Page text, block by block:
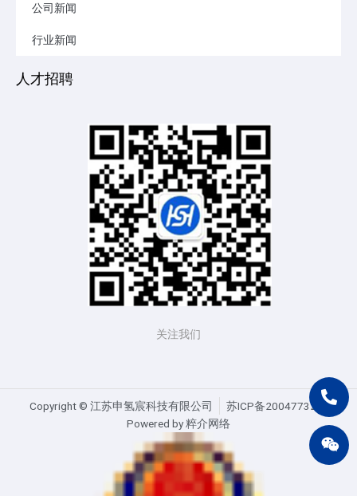
公司新闻
行业新闻
人才招聘
关注我们
Copyright ©️ 江苏申氢宸科技有限公司
苏ICP备20047732号
Powered by 粹介网络